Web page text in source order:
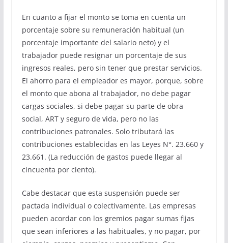
En cuanto a fijar el monto se toma en cuenta un
porcentaje sobre su remuneración habitual (un
porcentaje importante del salario neto) y el
trabajador puede resignar un porcentaje de sus
ingresos reales, pero sin tener que prestar servicios.
El ahorro para el empleador es mayor, porque, sobre
el monto que abona al trabajador, no debe pagar
cargas sociales, si debe pagar su parte de obra
social, ART y seguro de vida, pero no las
contribuciones patronales. Solo tributará las
contribuciones establecidas en las Leyes N°. 23.660 y
23.661. (La reducción de gastos puede llegar al
cincuenta por ciento).
Cabe destacar que esta suspensión puede ser
pactada individual o colectivamente. Las empresas
pueden acordar con los gremios pagar sumas fijas
que sean inferiores a las habituales, y no pagar, por